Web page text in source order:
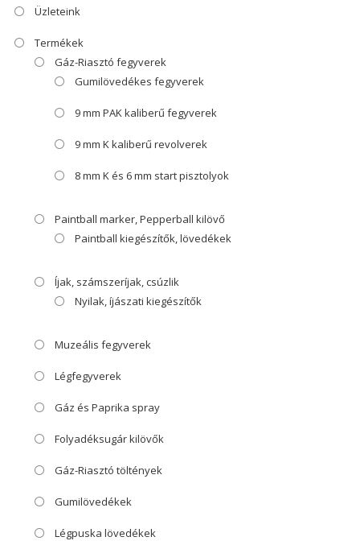
Üzleteink
Termékek
Gáz-Riasztó fegyverek
Gumilövedékes fegyverek
9 mm PAK kaliberű fegyverek
9 mm K kaliberű revolverek
8 mm K és 6 mm start pisztolyok
Paintball marker, Pepperball kilövő
Paintball kiegészítők, lövedékek
Íjak, számszeríjak, csúzlik
Nyilak, íjászati kiegészítők
Muzeális fegyverek
Légfegyverek
Gáz és Paprika spray
Folyadéksugár kilövők
Gáz-Riasztó töltények
Gumilövedékek
Légpuska lövedékek